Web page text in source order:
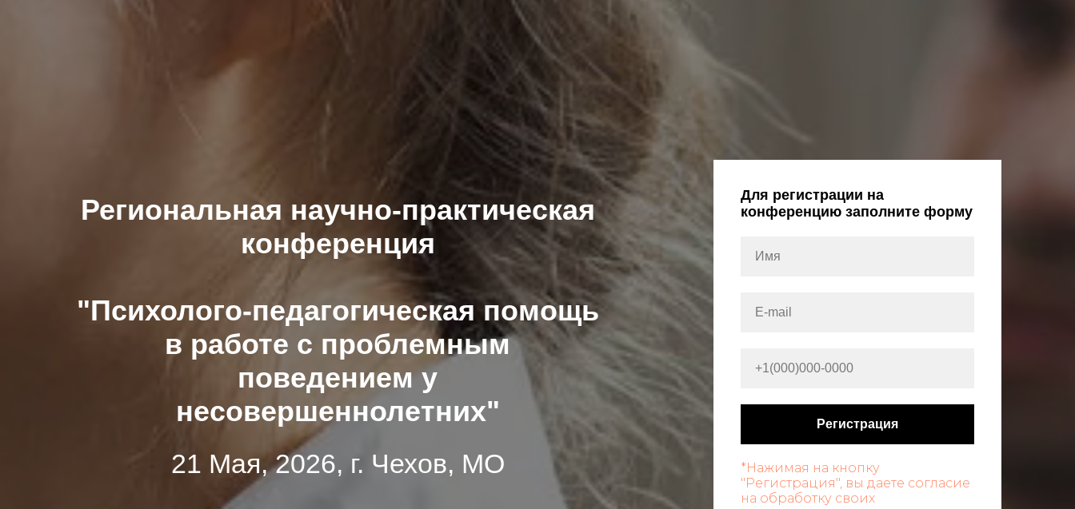
Региональная научно-практическая
конференция
"Психолого-педагогическая помощь
в работе с проблемным
поведением у
несовершеннолетних"
21 Мая, 2026, г. Чехов, МО
Для регистрации на
конференцию заполните форму
Регистрация
*Нажимая на кнопку
"Регистрация", вы даете согласие
на обработку своих